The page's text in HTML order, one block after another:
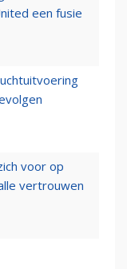
een fusie
voor op
vertrouwen